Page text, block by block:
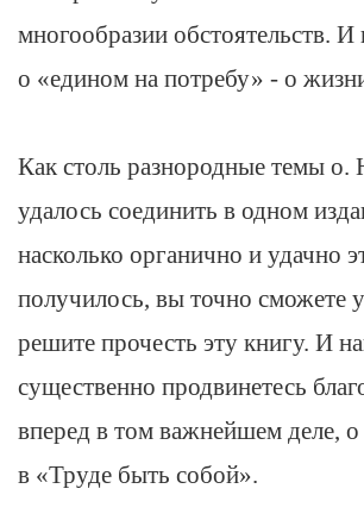
многообразии обстоятельств. И
о «едином на потребу» - о
Как столь разнородные темы о.
удалось соединить в одном
насколько органично и удачно
получилось, вы точно сможете
решите прочесть эту книгу. И
существенно продвинетесь
вперед в том важнейшем деле,
в «Труде быть собой».